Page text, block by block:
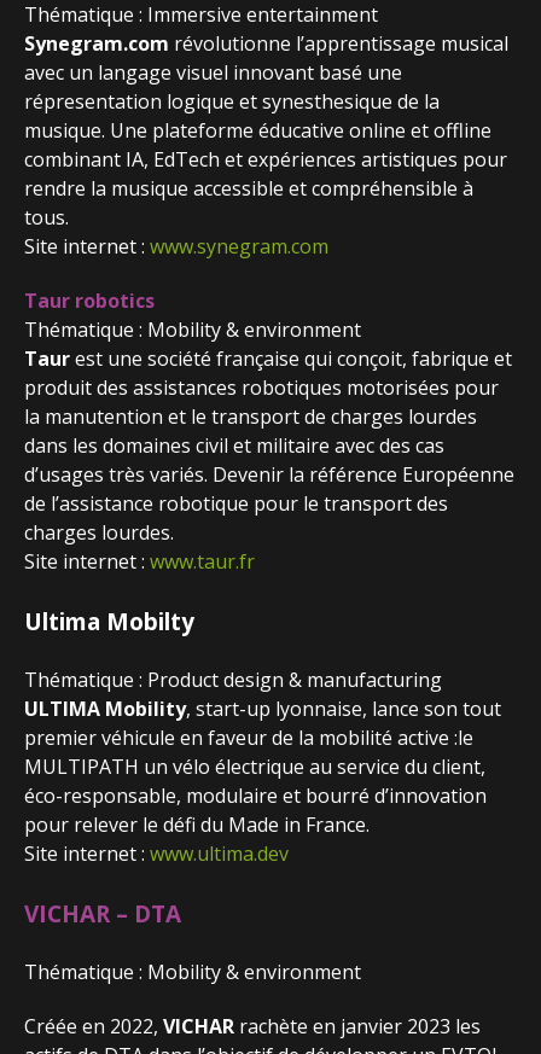
Thématique : Immersive entertainment
Synegram.com révolutionne l’apprentissage musical
avec un langage visuel innovant basé une
répresentation logique et synesthesique de la
musique. Une plateforme éducative online et offline
combinant IA, EdTech et expériences artistiques pour
rendre la musique accessible et compréhensible à
tous.
Site internet : www.synegram.com
Taur robotics
Thématique : Mobility & environment
Taurest une société française qui conçoit, fabrique et
produit des assistances robotiques motorisées pour
la manutention et le transport de charges lourdes
dans les domaines civil et militaire avec des cas
d’usages très variés. Devenir la référence Européenne
de l’assistance robotique pour le transport des
charges lourdes.
Site internet : www.taur.fr
Ultima Mobilty
Thématique : Product design & manufacturing
ULTIMA Mobility, start-up lyonnaise, lance son tout
premier véhicule en faveur de la mobilité active :le
MULTIPATH un vélo électrique au service du client,
éco-responsable, modulaire et bourré d’innovation
pour relever le défi du Made in France.
Site internet : www.ultima.dev
VICHAR – DTA
Thématique : Mobility & environment
Créée en 2022, VICHAR rachète en janvier 2023 les